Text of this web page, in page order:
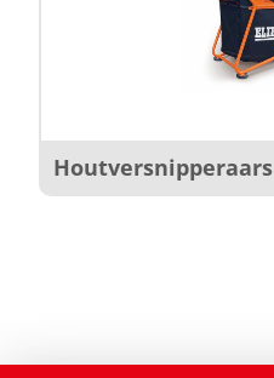
Houtversnipperaars